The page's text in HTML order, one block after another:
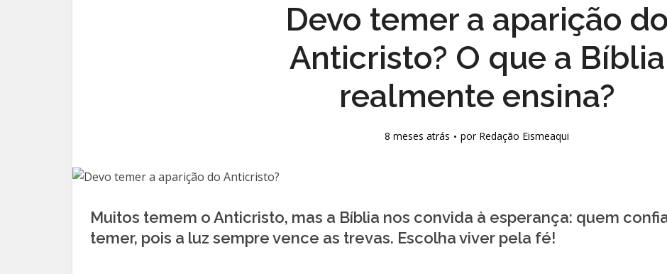
Devo temer a aparição do
Anticristo? O que a Bíblia
realmente ensina?
8 meses atrás por Redação Eismeaqui
Muitos temem o Anticristo, mas a Bíblia nos convida à esperança: quem
temer, pois a luz sempre vence as trevas. Escolha viver pela fé!